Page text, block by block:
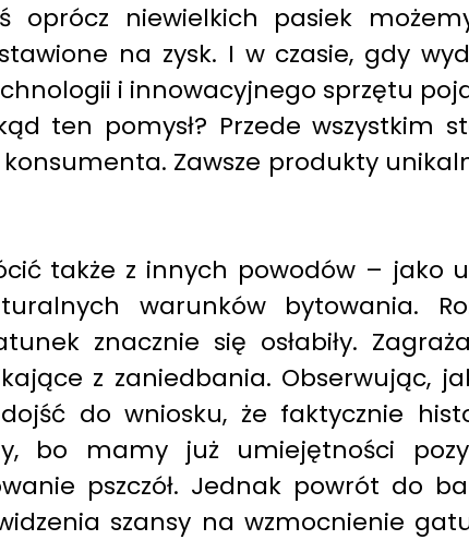
oprócz niewielkich pasiek
na zysk. I w czasie, gdy
i innowacyjnego sprzętu
ten pomysł? Przede wszystkim
Zawsze produkty
także z innych powodów – jako
warunków bytowania.
znacznie się osłabiły.
z zaniedbania. Obserwując,
do wniosku, że faktycznie
bo mamy już umiejętności
pszczół. Jednak powrót do
szansy na wzmocnienie